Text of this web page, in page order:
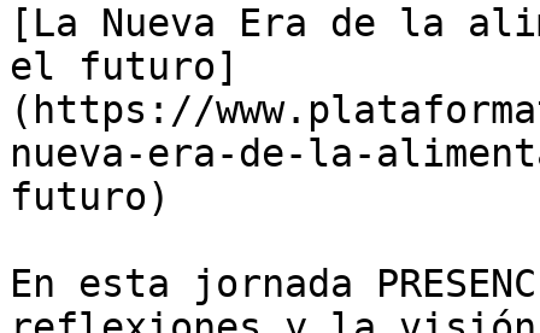
[La Nueva Era de la
el futuro]
(https://
nueva-era-de-la-
futuro)
En esta jornada